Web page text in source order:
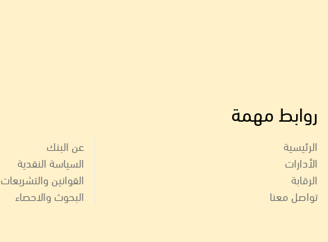
روابط مهمة
الرئيسية
الأدارات
الرقابة
تواصل معنا
عن البنك
السياسة النقدية
القوانين والتشريعات
البحوث والاحصاء